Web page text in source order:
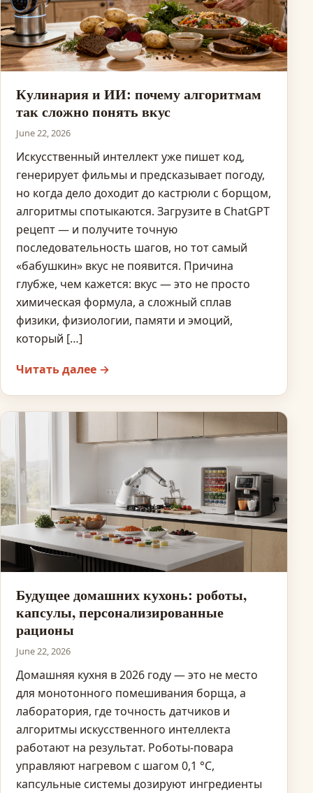
Кулинария и ИИ: почему алгоритмам
так сложно понять вкус
June 22, 2026
Искусственный интеллект уже пишет код,
генерирует фильмы и предсказывает погоду,
но когда дело доходит до кастрюли с борщом,
алгоритмы спотыкаются. Загрузите в ChatGPT
рецепт — и получите точную
последовательность шагов, но тот самый
«бабушкин» вкус не появится. Причина
глубже, чем кажется: вкус — это не просто
химическая формула, а сложный сплав
физики, физиологии, памяти и эмоций,
который […]
Читать далее →
Будущее домашних кухонь: роботы,
капсулы, персонализированные
рационы
June 22, 2026
Домашняя кухня в 2026 году — это не место
для монотонного помешивания борща, а
лаборатория, где точность датчиков и
алгоритмы искусственного интеллекта
работают на результат. Роботы-повара
управляют нагревом с шагом 0,1 °C,
капсульные системы дозируют ингредиенты